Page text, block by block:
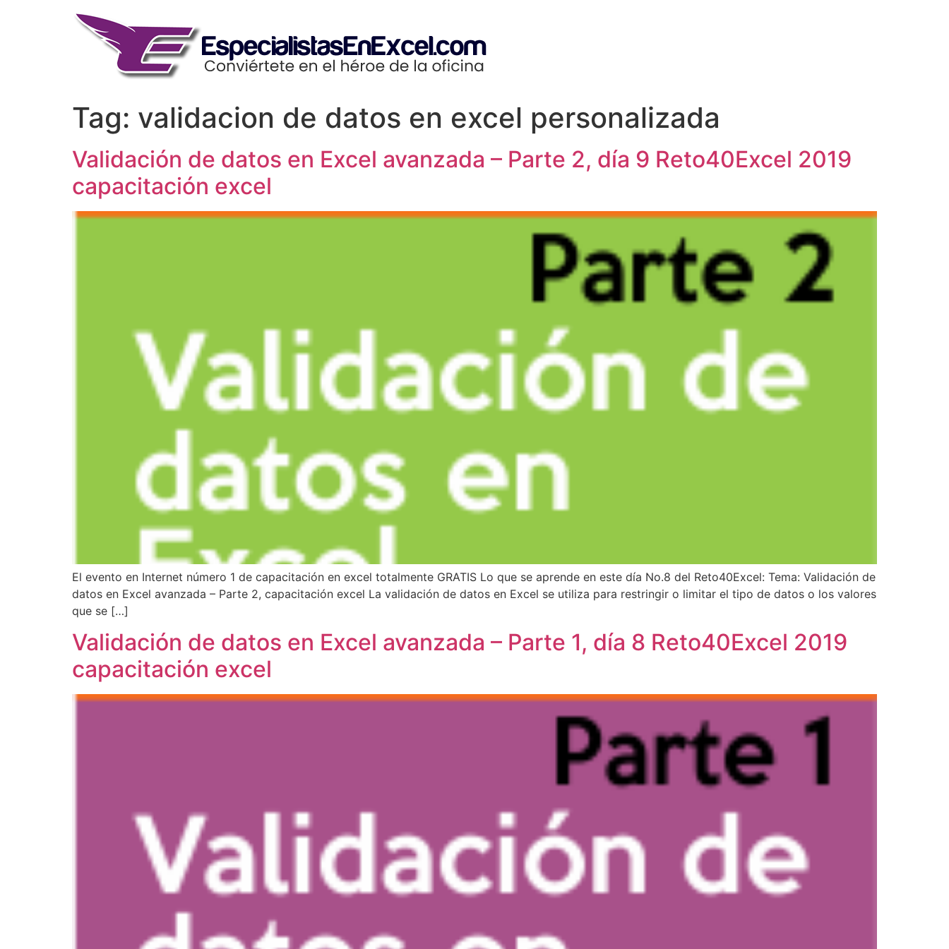
Tag: validacion de datos en excel personalizada
Validación de datos en Excel avanzada – Parte 2, día 9 Reto40Excel 2019
capacitación excel
El evento en Internet número 1 de capacitación en excel totalmente GRATIS Lo que se aprende en este día No.8 del Reto40Excel: Tema: Validación de
datos en Excel avanzada – Parte 2, capacitación excel La validación de datos en Excel se utiliza para restringir o limitar el tipo de datos o los valores
que se […]
Validación de datos en Excel avanzada – Parte 1, día 8 Reto40Excel 2019
capacitación excel